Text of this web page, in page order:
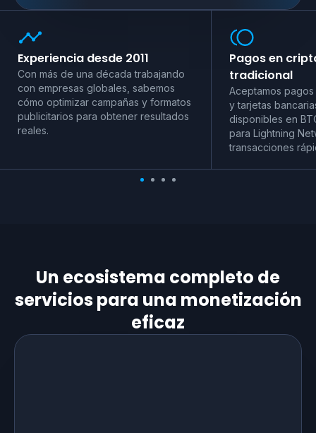
Experiencia desde 2011
Con más de una década trabajando
con empresas globales, sabemos
cómo optimizar campañas y formatos
publicitarios para obtener resultados
reales.
Pagos en
tradicional
Aceptamos
y tarjetas
disponibles en
para Lightning
transacciones
Un ecosistema completo de
servicios para una monetización
eficaz